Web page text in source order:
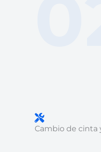
Cambio de cinta